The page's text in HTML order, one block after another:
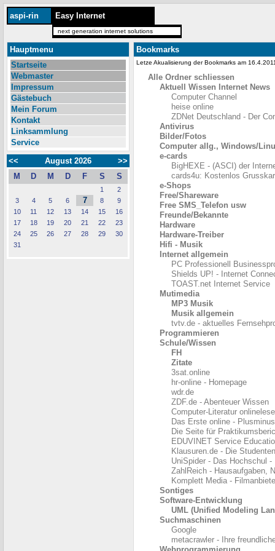
aspi-rin Easy Internet
next generation internet solutions
Hauptmenu
Startseite
Webmaster
Impressum
Gästebuch
Mein Forum
Kontakt
Linksammlung
Service
<<
August 2026
>>
M
D M D F S S
1
2
3
4 5 6 7 8
9
10
11 12 13 14 15
16
17
18 19 20 21 22
23
24
25 26 27 28 29
30
31
Bookmarks
Letze Akualisierung der Bookmarks am
Alle Ordner schliessen
Aktuell Wissen Internet News
Computer Channel
heise online
ZDNet Deutschland - Der
Antivirus
Bilder/Fotos
Computer allg., Windows/
e-cards
BigHEXE - (ASCI) der
cards4u: Kostenlos
e-Shops
Free/Shareware
Free SMS_Telefon usw
Freunde/Bekannte
Hardware
Hardware-Treiber
Hifi - Musik
Internet allgemein
PC Professionell
Shields UP! - Internet
TOAST.net Internet Service
Mutimedia
MP3 Musik
Musik allgemein
tvtv.de - aktuelles
Programmieren
Schule/Wissen
FH
Zitate
3sat.online
hr-online - Homepage
wdr.de
ZDF.de - Abenteuer Wissen
Computer-Literatur
Das Erste online - Plusminus
Die Seite für
EDUVINET Service
Klausuren.de - Die
UniSpider - Das Hochschul
ZahlReich - Hausaufgaben,
Komplett Media -
Sontiges
Software-Entwicklung
UML (Unified Modeling
Suchmaschinen
Google
metacrawler - Ihre